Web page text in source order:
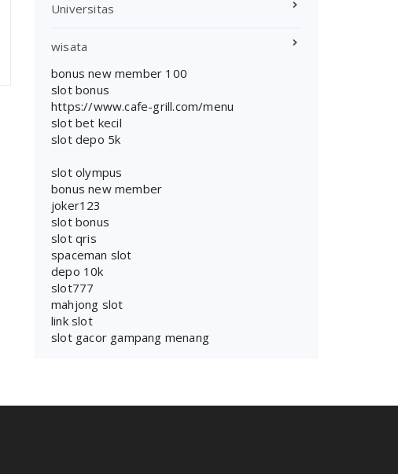
Universitas
wisata
bonus new member 100
slot bonus
https://www.cafe-grill.com/menu
slot bet kecil
slot depo 5k
slot olympus
bonus new member
joker123
slot bonus
slot qris
spaceman slot
depo 10k
slot777
mahjong slot
link slot
slot gacor gampang menang